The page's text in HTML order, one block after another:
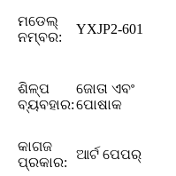
ମଡେଲ୍
ନମ୍ବର:
YXJP2-601
ଶିଳ୍ପ
ବ୍ୟବହାର:
ଜୋତା ଏବଂ
ପୋଷାକ
କାଗଜ
ପ୍ରକାର:
ଆର୍ଟ ପେପର୍